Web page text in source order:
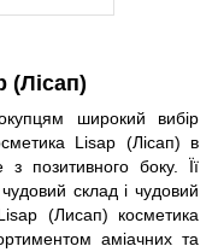
(Лісап)
широкий вибір
Lisap (Лісап) в
позитивного боку. Її
склад і чудовий
(Лисап) косметика
аміачних та